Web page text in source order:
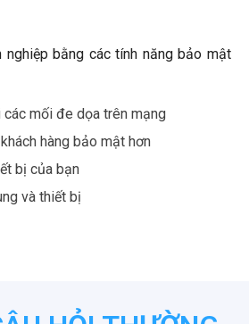
nghiệp bằng các tính năng bảo mật
các mối đe dọa trên mạng
hàng bảo mật hơn
bị của bạn
và thiết bị